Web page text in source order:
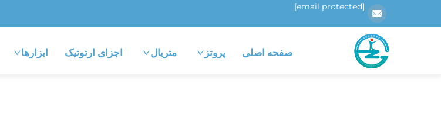
[email protected]
صفحه اصلی پروتز متریال اجزای ارتوتیک ابزارها